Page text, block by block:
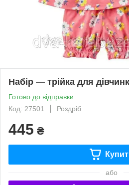
Набір — трійка для
Готово до відправки
Код: 27501
Роздріб
445 ₴
або